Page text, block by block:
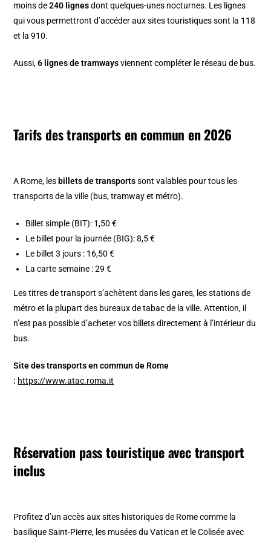
moins de240 lignesdont quelques-unes nocturnes. Les lignes
qui vous permettront d’accéder aux sites touristiques sont la 118
et la 910.
Aussi,6 lignes de tramwaysviennent compléter le réseau de bus.
Tarifs des transports en commun en 2026
A Rome, les billets de transportssont valables pour tous les
transports de la ville (bus, tramway et métro).
Billet simple (BIT): 1,50 €
Le billet pour la journée (BIG): 8,5 €
Le billet 3 jours : 16,50 €
La carte semaine : 29 €
Les titres de transport s’achètent dans les gares, les stations de
métro et la plupart des bureaux de tabac de la ville. Attention, il
n’est pas possible d’acheter vos billets directement à l’intérieur du
bus.
Site des transports en commun de Rome
: https://www.atac.roma.it
Réservation pass touristique avec transport
inclus
Profitez d’un accès aux sites historiques de Rome comme la
basilique Saint-Pierre, les musées du Vatican et le Colisée avec